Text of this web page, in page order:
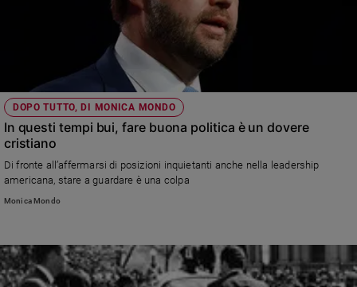
DOPO TUTTO, DI MONICA MONDO
In questi tempi bui, fare buona politica è un dovere
cristiano
Di fronte all’affermarsi di posizioni inquietanti anche nella leadership
americana, stare a guardare è una colpa
Monica Mondo